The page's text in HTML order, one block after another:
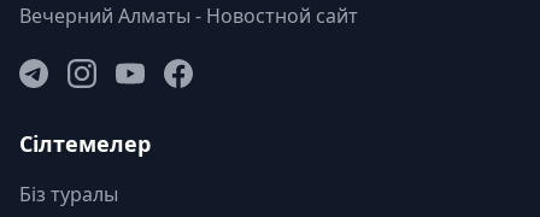
Вечерний Алматы - Новостной сайт
Сілтемелер
Біз туралы